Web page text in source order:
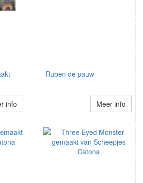
info
Ruben de pauw
Meer info